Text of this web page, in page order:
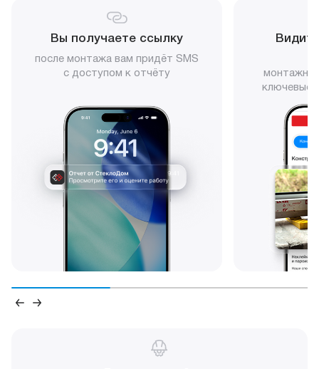
Вы получаете ссылку
после монтажа вам придёт SMS
с доступом к отчёту
ключевые